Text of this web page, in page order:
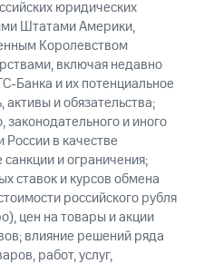
юридических
Штатами Америки,
Королевством
включая недавно
Банка и их потенциальное
активы и обязательства;
и иного
в качестве
и ограничения;
ставок и курсов обмена
российского рубля
цен на товары и акции
влияние решений ряда
работ, услуг,